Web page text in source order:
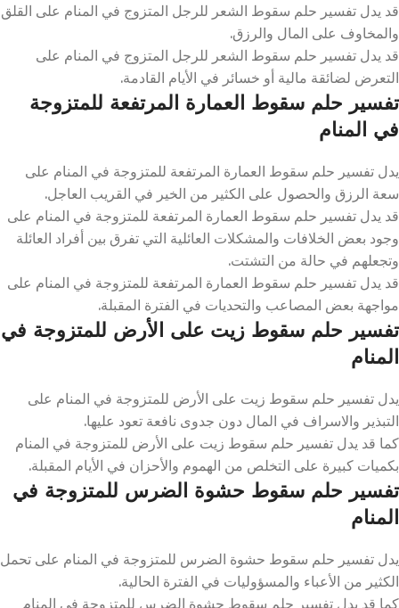
قد يدل تفسير حلم سقوط الشعر للرجل المتزوج في المنام على القلق
والمخاوف على المال والرزق.
قد يدل تفسير حلم سقوط الشعر للرجل المتزوج في المنام على
التعرض لضائقة مالية أو خسائر في الأيام القادمة.
تفسير حلم سقوط العمارة المرتفعة للمتزوجة
في المنام
يدل تفسير حلم سقوط العمارة المرتفعة للمتزوجة في المنام على
سعة الرزق والحصول على الكثير من الخير في القريب العاجل.
قد يدل تفسير حلم سقوط العمارة المرتفعة للمتزوجة في المنام على
وجود بعض الخلافات والمشكلات العائلية التي تفرق بين أفراد العائلة
وتجعلهم في حالة من التشتت.
قد يدل تفسير حلم سقوط العمارة المرتفعة للمتزوجة في المنام على
مواجهة بعض المصاعب والتحديات في الفترة المقبلة.
تفسير حلم سقوط زيت على الأرض للمتزوجة في
المنام
يدل تفسير حلم سقوط زيت على الأرض للمتزوجة في المنام على
التبذير والاسراف في المال دون جدوى نافعة تعود عليها.
كما قد يدل تفسير حلم سقوط زيت على الأرض للمتزوجة في المنام
بكميات كبيرة على التخلص من الهموم والأحزان في الأيام المقبلة.
تفسير حلم سقوط حشوة الضرس للمتزوجة في
المنام
يدل تفسير حلم سقوط حشوة الضرس للمتزوجة في المنام على تحمل
الكثير من الأعباء والمسؤوليات في الفترة الحالية.
كما قد يدل تفسير حلم سقوط حشوة الضرس للمتزوجة في المنام